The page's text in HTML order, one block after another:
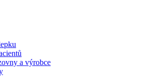
a výrobce